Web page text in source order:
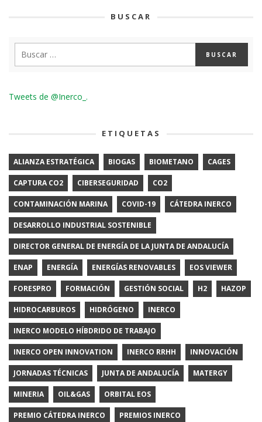
BUSCAR
Tweets de @Inerco_.
ETIQUETAS
ALIANZA ESTRATÉGICA BIOGAS BIOMETANO CAGES
CAPTURA CO2 CIBERSEGURIDAD CO2
CONTAMINACIÓN MARINA COVID-19 CÁTEDRA INERCO
DESARROLLO INDUSTRIAL SOSTENIBLE
DIRECTOR GENERAL DE ENERGÍA DE LA JUNTA DE ANDALUCÍA
ENAP ENERGÍA ENERGÍAS RENOVABLES EOS VIEWER
FORESPRO FORMACIÓN GESTIÓN SOCIAL H2 HAZOP
HIDROCARBUROS HIDRÓGENO INERCO
INERCO MODELO HÍBDRIDO DE TRABAJO
INERCO OPEN INNOVATION INERCO RRHH INNOVACIÓN
JORNADAS TÉCNICAS JUNTA DE ANDALUCÍA MATERGY
MINERIA OIL&GAS ORBITAL EOS
PREMIO CÁTEDRA INERCO PREMIOS INERCO